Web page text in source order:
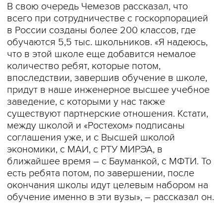
В свою очередь Чемезов рассказал, что
всего при сотрудничестве с госкорпорацией
в России созданы более 200 классов, где
обучаются 5,5 тыс. школьников. «Я надеюсь,
что в этой школе еще добавится немалое
количество ребят, которые потом,
впоследствии, завершив обучение в школе,
придут в наше инженерное высшее учебное
заведение, с которыми у нас также
существуют партнерские отношения. Кстати,
между школой и «Ростехом» подписаны
соглашения уже, и с Высшей школой
экономики, с МАИ, с РТУ МИРЭА, в
ближайшее время – с Бауманкой, с МФТИ. То
есть ребята потом, по завершении, после
окончания школы идут целевым набором на
обучение именно в эти вузы», – рассказал он.